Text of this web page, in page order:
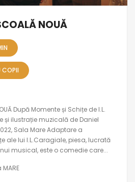
NOUĂ
COPII
După Momente și Schițe de I.L.
ilustrație muzicală de Daniel
Sala Mare Adaptare a
ale lui I.L.Caragiale, piesa, lucrată
musical, este o comedie care...